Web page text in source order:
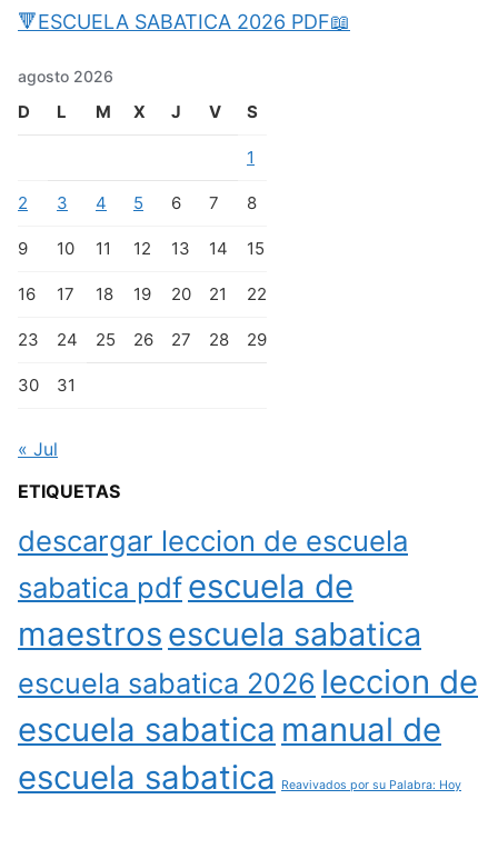
🔻ESCUELA SABATICA 2026 PDF📖
agosto 2026
D L M X J V S
1
2 3 4 5 6 7 8
9 10 11 12 13 14 15
16 17 18 19 20 21 22
23 24 25 26 27 28 29
30 31
« Jul
ETIQUETAS
descargar leccion de escuela
sabatica pdfescuela de
maestros escuela sabatica
escuela sabatica 2026 leccion de
escuela sabatica manual de
escuela sabatica
Reavivados por su Palabra: Hoy